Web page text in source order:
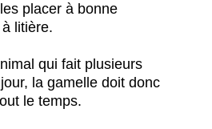
placer à bonne
litière.
qui fait plusieurs
la gamelle doit donc
le temps.